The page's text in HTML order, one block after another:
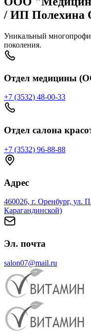
/ ИП Полехина
Уникальный
поколения.
Отдел медицины
+7 (3532) 48-00-33
Отдел салона
+7 (3532) 96-88-88
Адрес
460026, г. Оренбург, ул.
Карагандинской)
Эл. почта
salon07@mail.ru